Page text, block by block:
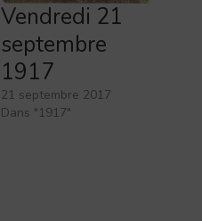
Vendredi 21
septembre
1917
21 septembre 2017
Dans "1917"